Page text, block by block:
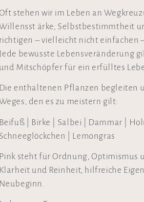
stehen wir im Leben an
ärke, Selbstbestimmtheit
richtigen – vielleicht nicht einfachen
bewusste Lebensveränderung
und Mitschöpfer für ein erfülltes
Die enthaltenen Pflanzen begleiten
den es zu meistern gilt:
Beifuß | Birke | Salbei | Dammar |
Schneeglöckchen | Lemongras
Pink steht für Ordnung, Optimismus
Klarheit und Reinheit, hilfreiche
Neubeginn.